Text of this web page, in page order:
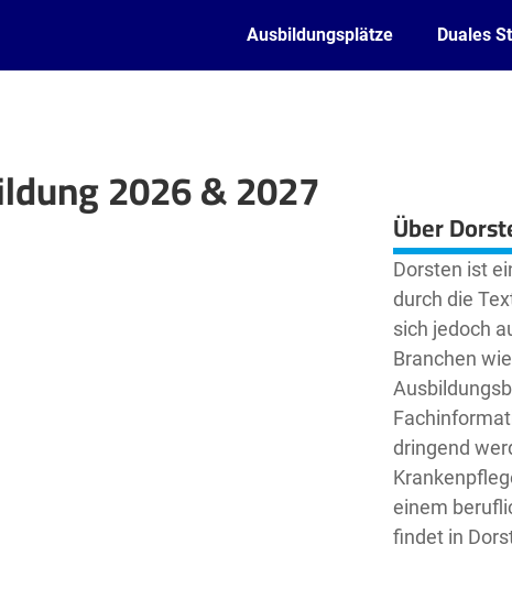
Ausbildungsplätze Duales
2026 & 2027
Leaflet| © OpenStreetMap2 Über
Dorsten ist
durch die
sich jedoch
Branchen
dringend
einem
findet in